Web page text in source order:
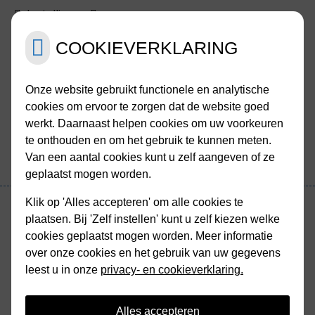
Instellingen
Hoofdmenu
Terug naar overzicht
Medische Encyclopedie
COOKIEVERKLARING
Onze website gebruikt functionele en analytische
cookies om ervoor te zorgen dat de website goed
werkt. Daarnaast helpen cookies om uw voorkeuren
te onthouden en om het gebruik te kunnen meten.
Van een aantal cookies kunt u zelf aangeven of ze
geplaatst mogen worden.
Klik op 'Alles accepteren' om alle cookies te
plaatsen. Bij 'Zelf instellen' kunt u zelf kiezen welke
cookies geplaatst mogen worden. Meer informatie
over onze cookies en het gebruik van uw gegevens
leest u in onze privacy- en cookieverklaring.
Alles accepteren